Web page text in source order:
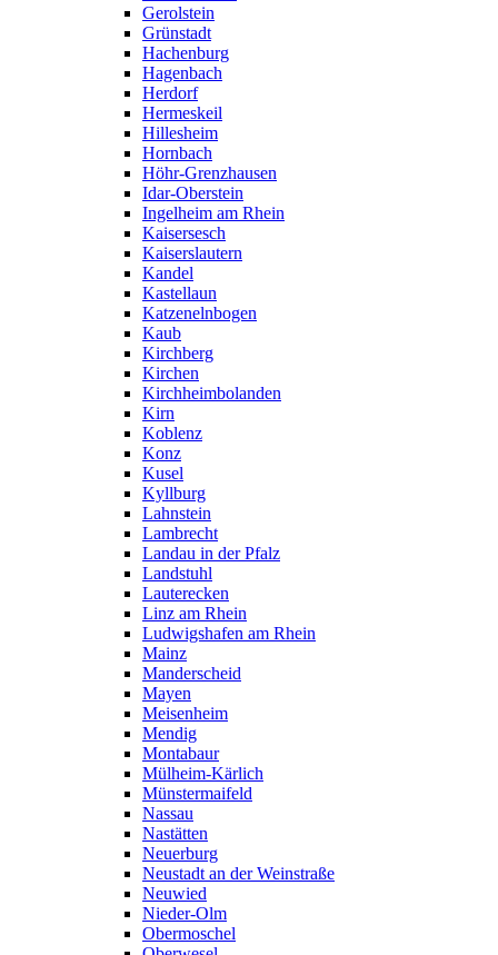
Gerolstein
Grünstadt
Hachenburg
Hagenbach
Herdorf
Hermeskeil
Hillesheim
Hornbach
Höhr-Grenzhausen
Idar-Oberstein
Ingelheim am Rhein
Kaisersesch
Kaiserslautern
Kandel
Kastellaun
Katzenelnbogen
Kaub
Kirchberg
Kirchen
Kirchheimbolanden
Kirn
Koblenz
Konz
Kusel
Kyllburg
Lahnstein
Lambrecht
Landau in der Pfalz
Landstuhl
Lauterecken
Linz am Rhein
Ludwigshafen am Rhein
Mainz
Manderscheid
Mayen
Meisenheim
Mendig
Montabaur
Mülheim-Kärlich
Münstermaifeld
Nassau
Nastätten
Neuerburg
Neustadt an der Weinstraße
Neuwied
Nieder-Olm
Obermoschel